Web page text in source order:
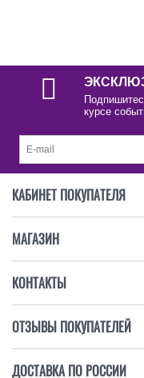
курсе
КАБИНЕТ ПОКУПАТЕЛЯ
МАГАЗИН
КОНТАКТЫ